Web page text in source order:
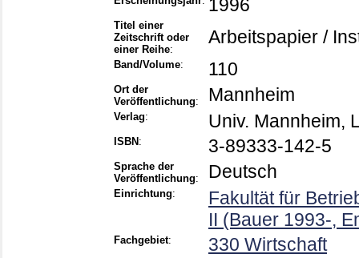
1996
Titel einer
Zeitschrift oder
einer Reihe:
Arbeitspapier /
Band/Volume: 110
Ort der
Veröffentlichung: Mannheim
Verlag: Univ. Mannheim,
ISBN : 3-89333-142-5
Sprache der
Veröffentlichung: Deutsch
Einrichtung:
Fakultät für
II (Bauer 1993-,
Fachgebiet: 330 Wirtschaft